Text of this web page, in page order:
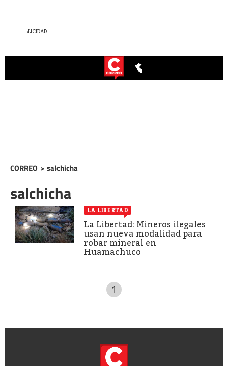
CORREO > salchicha
salchicha
LA LIBERTAD
La Libertad: Mineros ilegales
usan nueva modalidad para
robar mineral en
Huamachuco
1